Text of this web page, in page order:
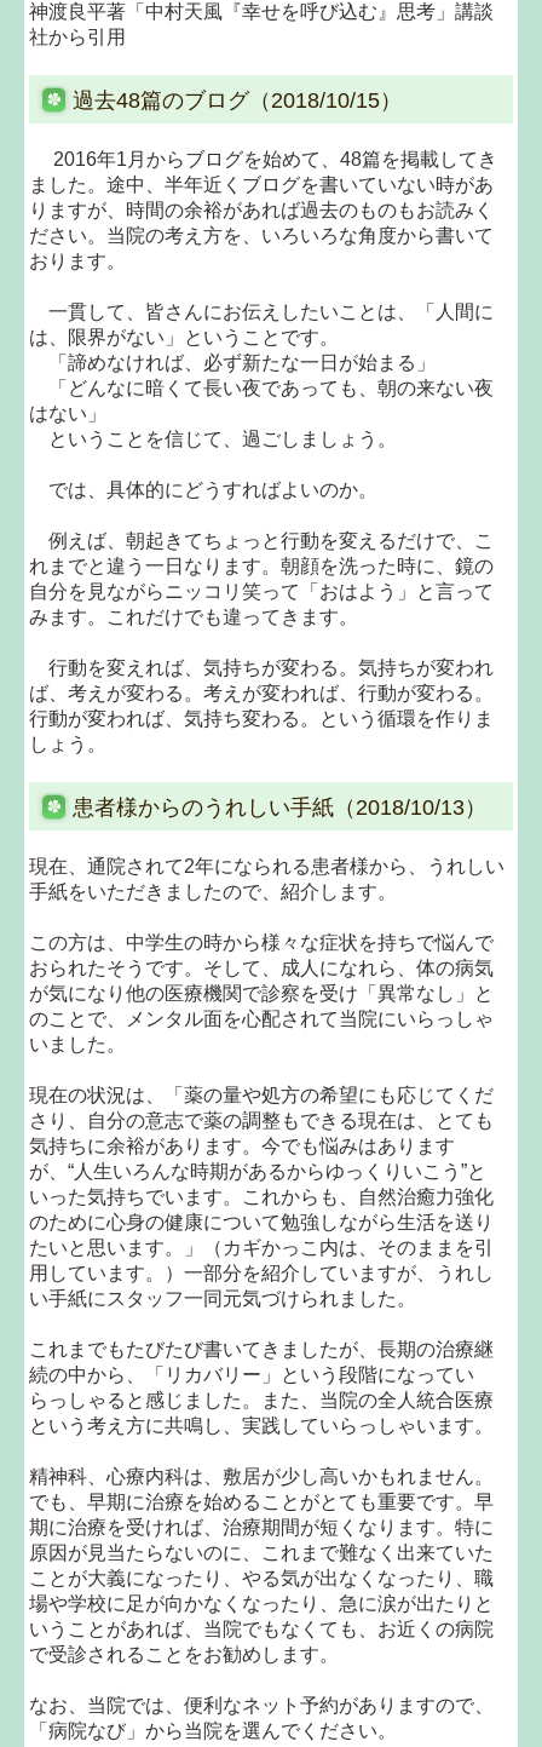
神渡良平著「中村天風『幸せを呼び込む』思考」講談
社から引用
過去48篇のブログ（2018/10/15）
2016年1月からブログを始めて、48篇を掲載してき
ました。途中、半年近くブログを書いていない時があ
りますが、時間の余裕があれば過去のものもお読みく
ださい。当院の考え方を、いろいろな角度から書いて
おります。
一貫して、皆さんにお伝えしたいことは、「人間に
は、限界がない」ということです。
「諦めなければ、必ず新たな一日が始まる」
「どんなに暗くて長い夜であっても、朝の来ない夜
はない」
ということを信じて、過ごしましょう。
では、具体的にどうすればよいのか。
例えば、朝起きてちょっと行動を変えるだけで、こ
れまでと違う一日なります。朝顔を洗った時に、鏡の
自分を見ながらニッコリ笑って「おはよう」と言って
みます。これだけでも違ってきます。
行動を変えれば、気持ちが変わる。気持ちが変われ
ば、考えが変わる。考えが変われば、行動が変わる。
行動が変われば、気持ち変わる。という循環を作りま
しょう。
患者様からのうれしい手紙（2018/10/13）
現在、通院されて2年になられる患者様から、うれしい
手紙をいただきましたので、紹介します。
この方は、中学生の時から様々な症状を持ちで悩んで
おられたそうです。そして、成人になれら、体の病気
が気になり他の医療機関で診察を受け「異常なし」と
のことで、メンタル面を心配されて当院にいらっしゃ
いました。
現在の状況は、「薬の量や処方の希望にも応じてくだ
さり、自分の意志で薬の調整もできる現在は、とても
気持ちに余裕があります。今でも悩みはあります
が、“人生いろんな時期があるからゆっくりいこう”と
いった気持ちでいます。これからも、自然治癒力強化
のために心身の健康について勉強しながら生活を送り
たいと思います。」（カギかっこ内は、そのままを引
用しています。）一部分を紹介していますが、うれし
い手紙にスタッフ一同元気づけられました。
これまでもたびたび書いてきましたが、長期の治療継
続の中から、「リカバリー」という段階になってい
らっしゃると感じました。また、当院の全人統合医療
という考え方に共鳴し、実践していらっしゃいます。
精神科、心療内科は、敷居が少し高いかもれません。
でも、早期に治療を始めることがとても重要です。早
期に治療を受ければ、治療期間が短くなります。特に
原因が見当たらないのに、これまで難なく出来ていた
ことが大義になったり、やる気が出なくなったり、職
場や学校に足が向かなくなったり、急に涙が出たりと
いうことがあれば、当院でもなくても、お近くの病院
で受診されることをお勧めします。
なお、当院では、便利なネット予約がありますので、
「病院なび」から当院を選んでください。